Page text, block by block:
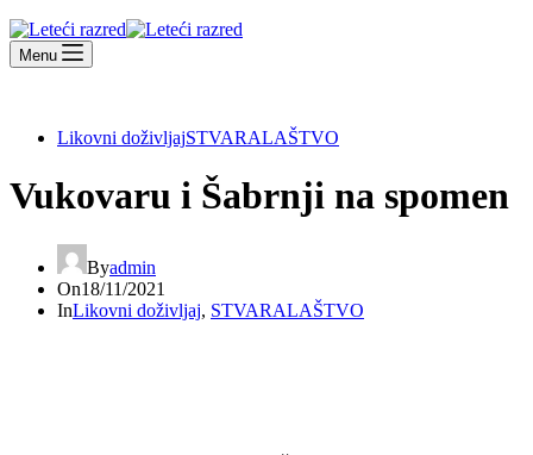
Menu
Likovni doživljajSTVARALAŠTVO
Vukovaru i Šabrnji na spomen
Byadmin
On18/11/2021
InLikovni doživljaj, STVARALAŠTVO